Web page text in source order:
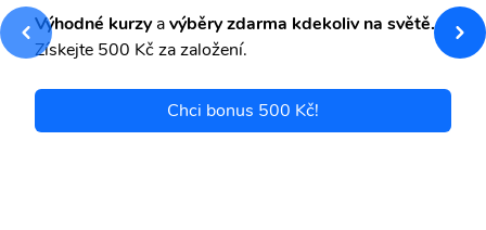
Výhodné kurzyavýběry zdarma kdekoliv na světě.
Získejte 500 Kč za založení.
Chci bonus 500 Kč!